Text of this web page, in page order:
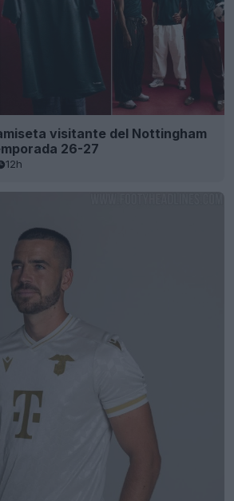
visitante del Nottingham
26-27
12h